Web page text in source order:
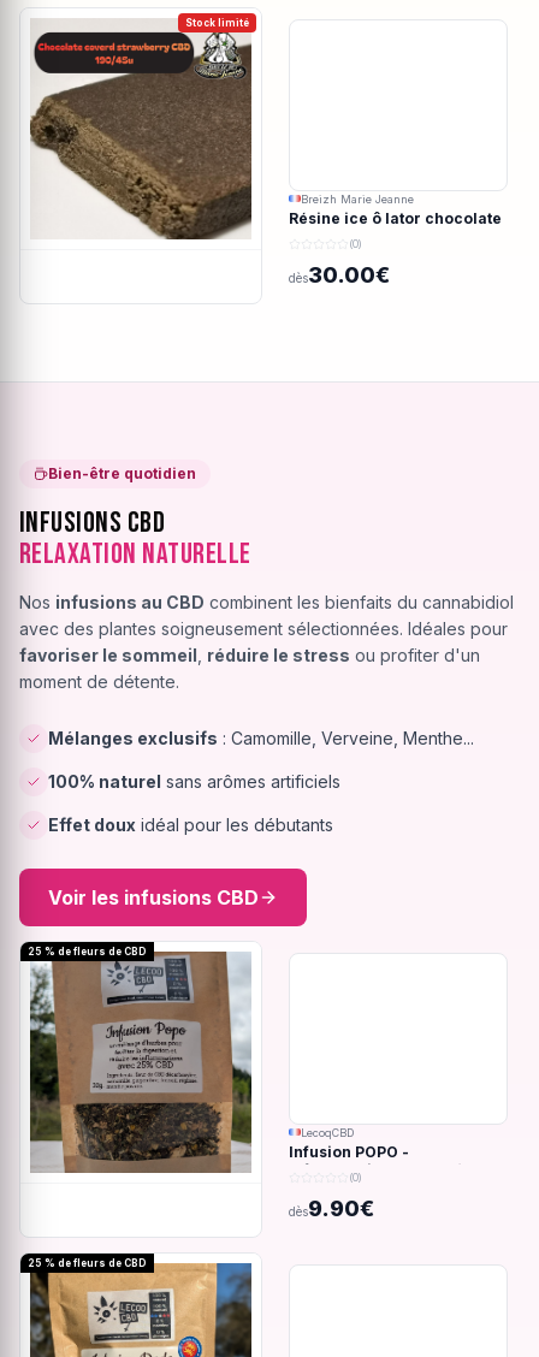
Stock limité
Breizh Marie Jeanne
Résine ice ô lator chocolate
covered strawberry CBD
(0)
dès30.00€
Bien-être quotidien
Infusions CBD
Relaxation Naturelle
Nos infusions au CBD combinent les bienfaits du cannabidiol
avec des plantes soigneusement sélectionnées. Idéales pour
favoriser le sommeil réduire le stress ou profiter d'un
moment de détente.
Mélanges exclusifs : Camomille, Verveine, Menthe...
100% naturel sans arômes artificiels
Effet doux idéal pour les débutants
Voir les infusions CBD
25 % de fleurs de CBD
LecoqCBD
Infusion POPO -
Inflammations du système
digestif - 32g
(0)
dès9.90€
25 % de fleurs de CBD